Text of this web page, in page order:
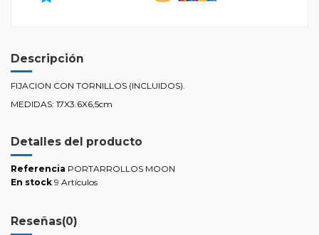
Descripción
FIJACION CON TORNILLOS (INCLUIDOS).
MEDIDAS: 17X3.6X6,5cm
Detalles del producto
Referencia PORTARROLLOS MOON
En stock 9 Artículos
Reseñas(0)